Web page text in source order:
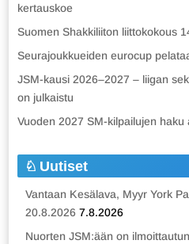
kertauskoe
Suomen Shakkiliiton liittokokous
Seurajoukkueiden eurocup
JSM-kausi 2026–2027 – liigan
on julkaistu
Vuoden 2027 SM-kilpailujen haku
Uutiset
Vantaan Kesälava, Myyr York
20.8.2026 7.8.2026
Nuorten JSM:ään on